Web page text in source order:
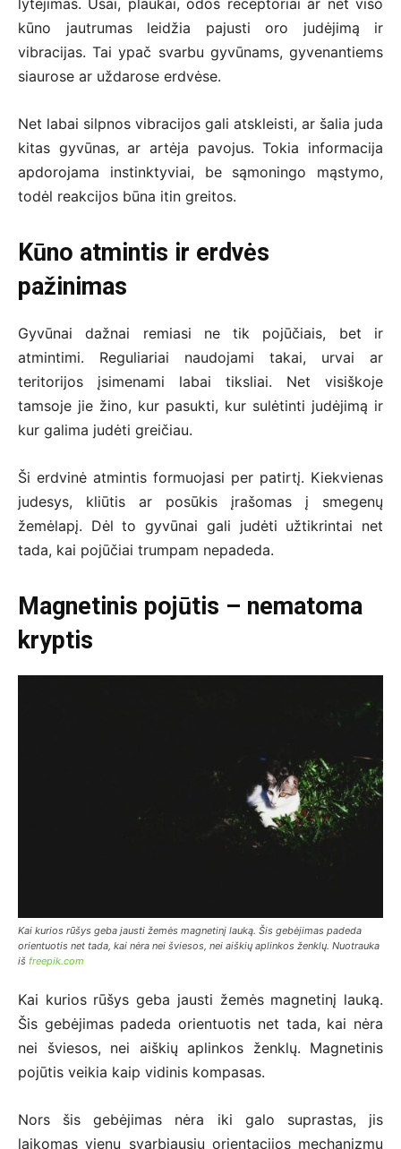
kūno jautrumas leidžia pajusti oro judėjimą ir
vibracijas. Tai ypač svarbu gyvūnams, gyvenantiems
siaurose ar uždarose erdvėse.
Net labai silpnos vibracijos gali atskleisti, ar šalia juda
kitas gyvūnas, ar artėja pavojus. Tokia informacija
apdorojama instinktyviai, be sąmoningo mąstymo,
todėl reakcijos būna itin greitos.
Kūno atmintis ir erdvės
pažinimas
Gyvūnai dažnai remiasi ne tik pojūčiais, bet ir
atmintimi. Reguliariai naudojami takai, urvai ar
teritorijos įsimenami labai tiksliai. Net visiškoje
tamsoje jie žino, kur pasukti, kur sulėtinti judėjimą ir
kur galima judėti greičiau.
Ši erdvinė atmintis formuojasi per patirtį. Kiekvienas
judesys, kliūtis ar posūkis įrašomas į smegenų
žemėlapį. Dėl to gyvūnai gali judėti užtikrintai net
tada, kai pojūčiai trumpam nepadeda.
Magnetinis pojūtis – nematoma
kryptis
Kai kurios rūšys geba jausti žemės magnetinį lauką. Šis gebėjimas padeda
orientuotis net tada, kai nėra nei šviesos, nei aiškių aplinkos ženklų. Nuotrauka
iš freepik.com
Kai kurios rūšys geba jausti žemės magnetinį lauką.
Šis gebėjimas padeda orientuotis net tada, kai nėra
nei šviesos, nei aiškių aplinkos ženklų. Magnetinis
pojūtis veikia kaip vidinis kompasas.
Nors šis gebėjimas nėra iki galo suprastas, jis
laikomas vienu svarbiausių orientacijos mechanizmų